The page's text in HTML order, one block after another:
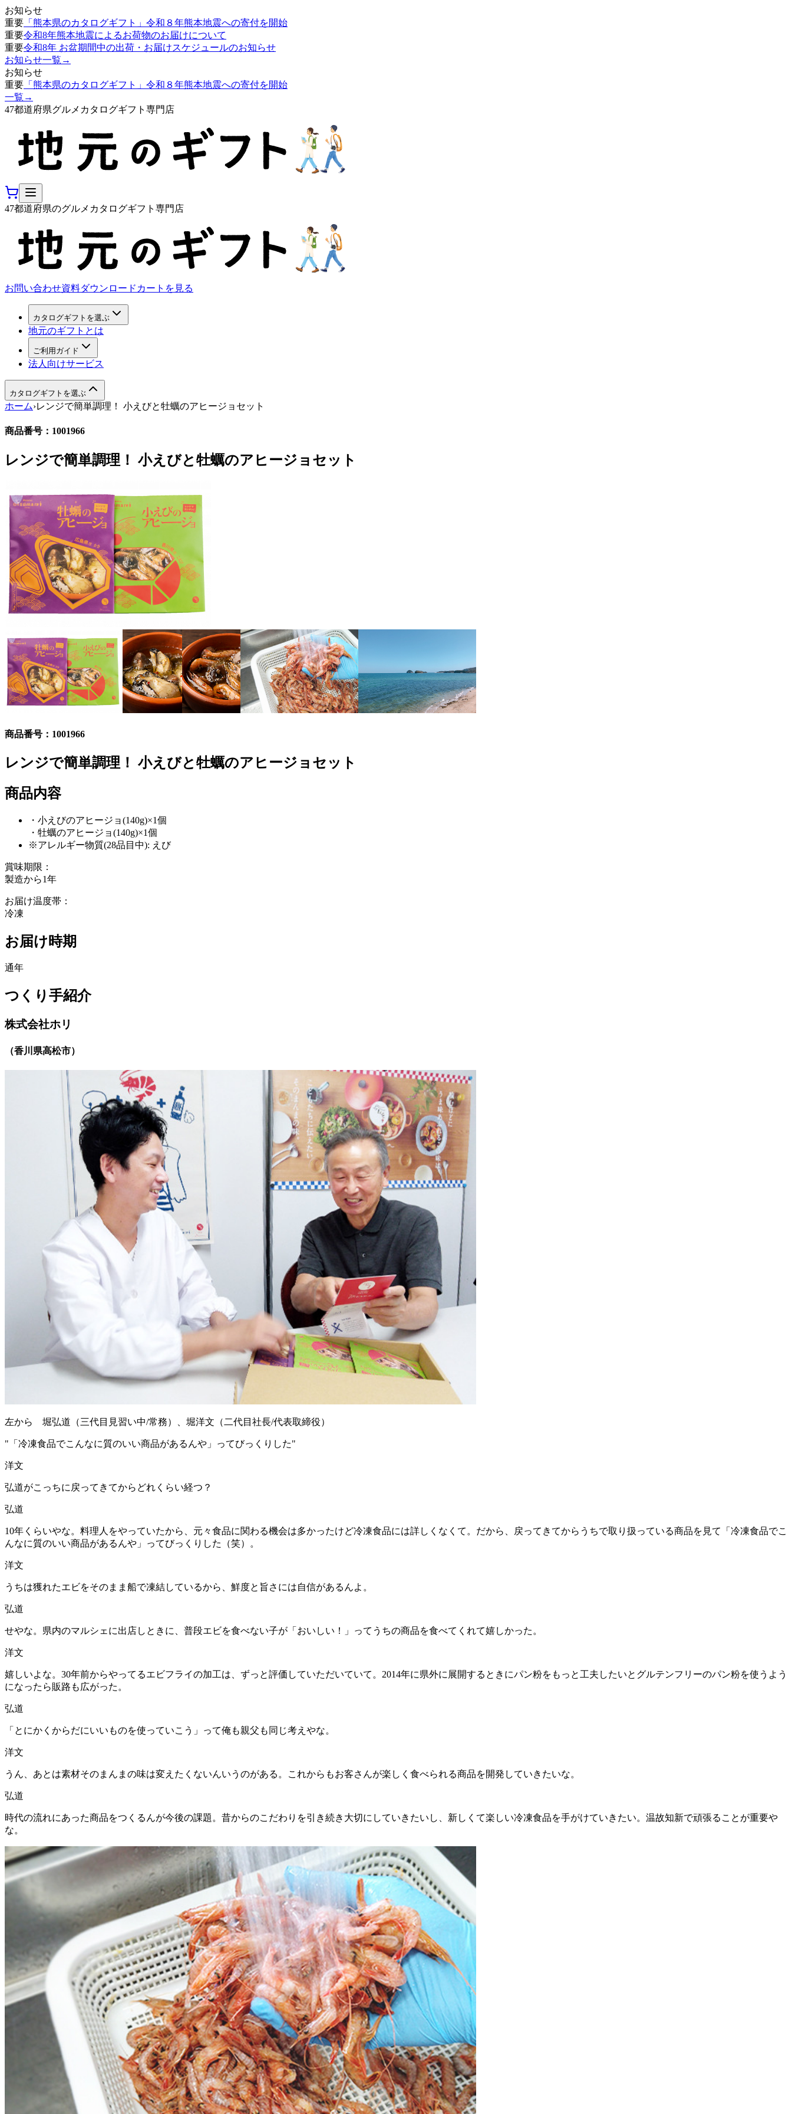
お知らせ
重要 「熊本県のカタログギフト」令和８年熊本地震への寄付を開始
重要令和8年熊本地震によるお荷物のお届けについて
重要令和8年 お盆期間中の出荷・お届けスケジュールのお知らせ
お知らせ一覧 →
お知らせ
重要 「熊本県のカタログギフト」令和８年熊本地震への寄付を開始
一覧 →
47都道府県グルメカタログギフト専門店
47都道府県のグルメカタログギフト専門店
お問い合わせ資料ダウンロード カートを見る
カタログギフトを選ぶ
地元のギフトとは
ご利用ガイド
法人向けサービス
カタログギフトを選ぶ
ホーム›レンジで簡単調理！ 小えびと牡蠣のアヒージョセット
商品番号： 1001966
レンジで簡単調理！ 小えびと牡蠣のアヒージョセット
商品番号： 1001966
レンジで簡単調理！ 小えびと牡蠣のアヒージョセット
商品内容
・小えびのアヒージョ(140g)×1個
・牡蠣のアヒージョ(140g)×1個
※アレルギー物質(28品目中): えび
賞味期限：
製造から1年
お届け温度帯：
冷凍
お届け時期
通年
つくり手紹介
株式会社ホリ
（香川県高松市）
左から 堀弘道（三代目見習い中/常務）、堀洋文（二代目社長/代表取締役）
" 「冷凍食品でこんなに質のいい商品があるんや」ってびっくりした"
洋文
弘道がこっちに戻ってきてからどれくらい経つ？
弘道
10年くらいやな。料理人をやっていたから、元々食品に関わる機会は多かったけど冷凍食品には詳しくなくて。だから、戻ってきてからうちで取り扱っている商品を見て「冷凍食品でこ
んなに質のいい商品があるんや」ってびっくりした（笑）。
洋文
うちは獲れたエビをそのまま船で凍結しているから、鮮度と旨さには自信があるんよ。
弘道
せやな。県内のマルシェに出店しときに、普段エビを食べない子が「おいしい！」ってうちの商品を食べてくれて嬉しかった。
洋文
嬉しいよな。30年前からやってるエビフライの加工は、ずっと評価していただいていて。2014年に県外に展開するときにパン粉をもっと工夫したいとグルテンフリーのパン粉を使うよう
になったら販路も広がった。
弘道
「とにかくからだにいいものを使っていこう」って俺も親父も同じ考えやな。
洋文
うん、あとは素材そのまんまの味は変えたくないんいうのがある。これからもお客さんが楽しく食べられる商品を開発していきたいな。
弘道
時代の流れにあった商品をつくるんが今後の課題。昔からのこだわりを引き続き大切にしていきたいし、新しくて楽しい冷凍食品を手がけていきたい。温故知新で頑張ることが重要や
な。